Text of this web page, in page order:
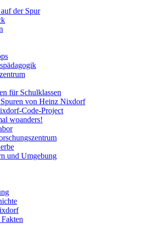
der Spur
für Schulklassen
von Heinz Nixdorf
Code-Project
woanders!
und Umgebung